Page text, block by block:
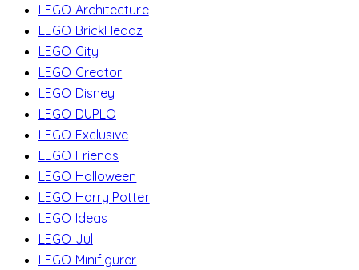
LEGO Architecture
LEGO BrickHeadz
LEGO City
LEGO Creator
LEGO Disney
LEGO DUPLO
LEGO Exclusive
LEGO Friends
LEGO Halloween
LEGO Harry Potter
LEGO Ideas
LEGO Jul
LEGO Minifigurer